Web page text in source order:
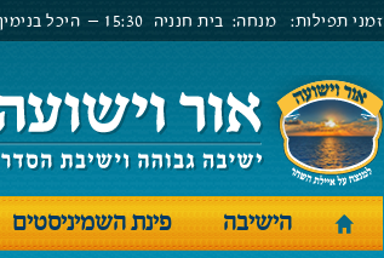
זמני תפילות: מנחה: בית חנניה 15:30 – היכל בנימין
הישיבה פינת השמיניסטים